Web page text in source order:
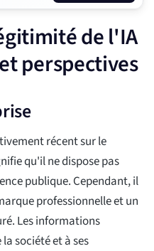
de l'IA
perspectives
récent sur le
qu'il ne dispose pas
publique. Cependant, il
professionnelle et un
Les informations
société et à ses